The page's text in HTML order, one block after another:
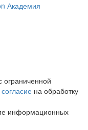
Академия
согласие на обработку
информационных